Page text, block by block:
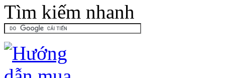
Tìm kiếm nhanh